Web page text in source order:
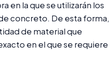
en la que se utilizarán los
concreto. De esta forma,
de material que
en el que se requiere